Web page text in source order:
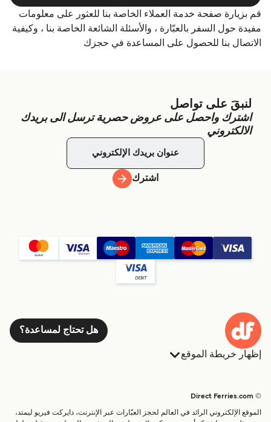
قم بزيارة صفحة خدمة العملاء الخاصة بنا للعثور على معلومات
مفيدة حول السفر بالعبّارة ، والأسئلة الشائعة الخاصة بنا ، وكيفية
الاتصال بنا للحصول على المساعدة في حجزك
لنبقَ على تواصل
اشترك واحصل على عروض حصرية ترسل الى بريدك
الالكتروني
اشترك
هل تحتاج لمساعدة؟
إظهار خريطة الموقع
البلدان
خدمات الزبائن
العبارات
© Direct Ferries.com
الموقع الإلكتروني الرائد في العالم لحجز العبّارات عبر الإنترنت، دايركت فيريو ليمتد،